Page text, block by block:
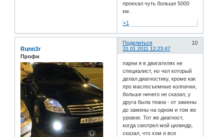
проехал чуть больше 5000
км.
+1
Поделиться
10
31.01.2011 12:23:47
Runn3r
Профи
парни я в двигателях не
специалист, но чел который
делал диагностику, кроме как
про маслосъемные колпачки,
больше ничего не сказал, у
друга была теана - от замены
до замены на одном и том же
уровне. Тот же диагност,
когда смотрел мой цилиндр,
сказал, что хом и все